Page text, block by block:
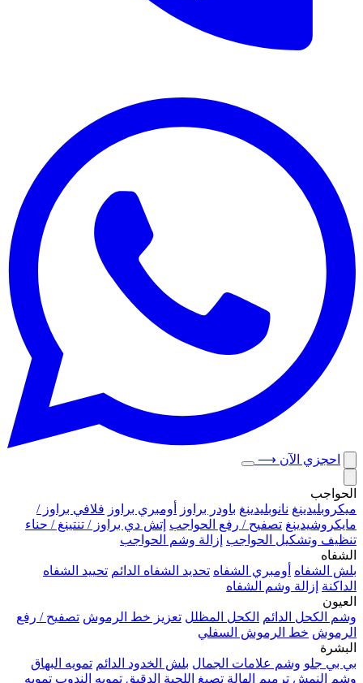
احجزي الآن ⟶
الحواجب
ميكروبلیدينغ نانوبليدينغ باودر براوز أومبري براوز فلافي براوز /
مايكروشيدينغ تصفيح / رفع الحواجب إتش دي براوز / تنتينغ / حناء
تنظيف وتشكيل الحواجب إزالة وشم الحواجب
الشفاه
بلش الشفاه أومبري الشفاه تحديد الشفاه الدائم تحييد الشفاه
الداكنة إزالة وشم الشفاه
العيون
وشم الكحل الدائم
الكحل المظلل تعزيز خط الرموش تصفيح / رفع
الرموش خط الرموش السفلي
البشرة
بي بي جلو وشم علامات الجمال بلش الخدود الدائم تمويه البهاق
وشم النمش ترميم الهالة تصبغ اللحية الدقيق تمويه الندوب تمويه